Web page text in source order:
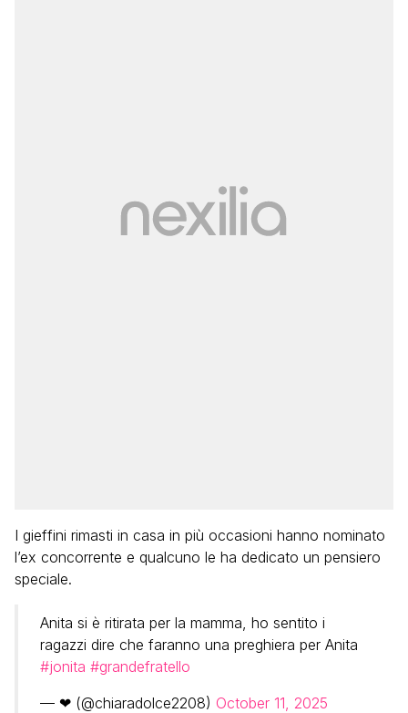
I gieffini rimasti in casa in più occasioni hanno nominato
l’ex concorrente e qualcuno le ha dedicato un pensiero
speciale.
Anita si è ritirata per la mamma, ho sentito i
ragazzi dire che faranno una preghiera per Anita
#jonita #grandefratello
— ❤ (@chiaradolce2208) October 11, 2025